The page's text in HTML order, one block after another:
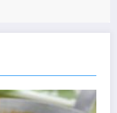
RECETTES